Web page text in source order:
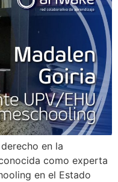
en la
como experta
en el Estado